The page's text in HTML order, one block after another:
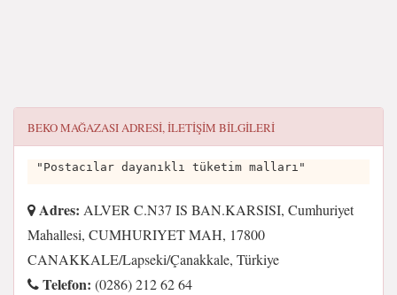
BEKO MAĞAZASIADRESI, ILETIŞIM BILGILERI
"Postacılar dayanıklı tüketim malları"
Adres: ALVER C.N37 IS BAN.KARSISI, Cumhuriyet
Mahallesi, CUMHURIYET MAH, 17800
CANAKKALE/Lapseki/Çanakkale, Türkiye
Telefon: (0286) 212 62 64